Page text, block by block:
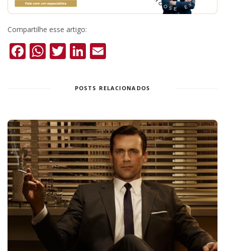
Compartilhe esse artigo:
Facebook
WhatsApp
Twitter
LinkedIn
POSTS RELACIONADOS